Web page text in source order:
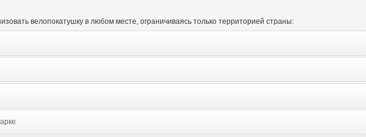
велопокатушку в любом месте, ограничиваясь только территорией страны: